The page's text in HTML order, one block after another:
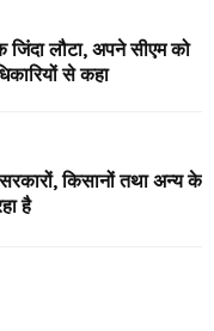
जिंदा लौटा, अपने सीएम को
से कहा
सरकारों, किसानों तथा अन्य के
है